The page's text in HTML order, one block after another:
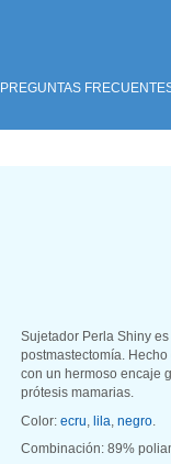
PREGUNTAS
Sujetador Perla Shiny
postmastectomía.
con un hermoso encaje
prótesis mamarias.
Color:ecru, lila,negro.
Combinación: 89%